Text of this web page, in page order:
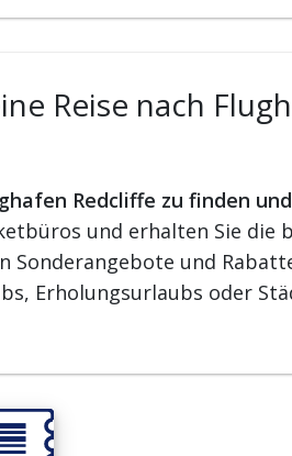
Reise nach
Redcliffe zu finden
und erhalten Sie die
Sonderangebote und
Erholungsurlaubs oder